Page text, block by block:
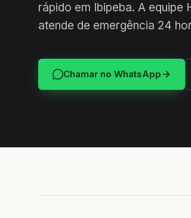
rápido em Ibipeba. A equipe
atende de emergência 24
Chamar no WhatsApp